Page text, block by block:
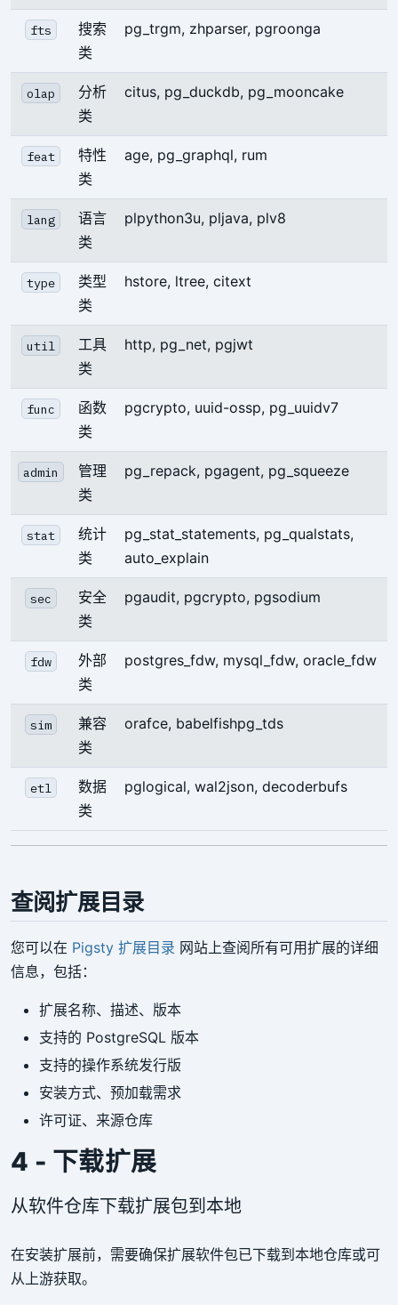
fts
搜索
类
pg_trgm, zhparser, pgroonga
olap
分析
类
citus, pg_duckdb, pg_mooncake
feat
特性
类
age, pg_graphql, rum
lang
语言
类
plpython3u, pljava, plv8
type
类型
类
hstore, ltree, citext
util
工具
类
http, pg_net, pgjwt
func
函数
类
pgcrypto, uuid-ossp, pg_uuidv7
admin
管理
类
pg_repack, pgagent, pg_squeeze
stat
统计
类
pg_stat_statements, pg_qualstats,
auto_explain
sec
安全
类
pgaudit, pgcrypto, pgsodium
fdw
外部
类
postgres_fdw, mysql_fdw, oracle_fdw
sim
兼容
类
orafce, babelfishpg_tds
etl
数据
类
pglogical, wal2json, decoderbufs
查阅扩展目录
您可以在 Pigsty 扩展目录 网站上查阅所有可用扩展的详细
信息，包括：
扩展名称、描述、版本
支持的 PostgreSQL 版本
支持的操作系统发行版
安装方式、预加载需求
许可证、来源仓库
4 - 下载扩展
从软件仓库下载扩展包到本地
在安装扩展前，需要确保扩展软件包已下载到本地仓库或可
从上游获取。